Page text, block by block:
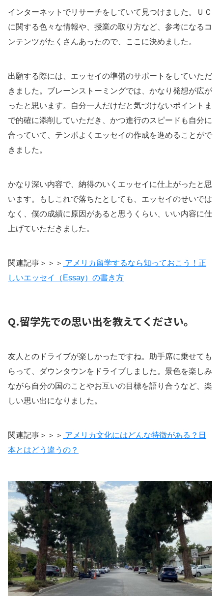
インターネットでリサーチをしていて見つけました。ＵＣ
に関する色々な情報や、授業の取り方など、参考になるコ
ンテンツがたくさんあったので、ここに決めました。
出願する際には、エッセイの準備のサポートをしていただ
きました。ブレーンストーミングでは、かなり発想が広が
ったと思います。自分一人だけだと気づけないポイントま
で的確に添削していただき、かつ進行のスピードも自分に
合っていて、テンポよくエッセイの作成を進めることがで
きました。
かなり深い内容で、納得のいくエッセイに仕上がったと思
います。もしこれで落ちたとしても、エッセイのせいでは
なく、僕の成績に原因があると思うくらい、いい内容に仕
上げていただきました。
関連記事＞＞＞ アメリカ留学するなら知っておこう！正
しいエッセイ（Essay）の書き方
Q.留学先での思い出を教えてください。
友人とのドライブが楽しかったですね。助手席に乗せても
らって、ダウンタウンをドライブしました。景色を楽しみ
ながら自分の国のことやお互いの目標を語り合うなど、楽
しい思い出になりました。
関連記事＞＞＞ アメリカ文化にはどんな特徴がある？日
本とはどう違うの？